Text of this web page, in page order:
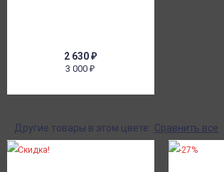
2 630₽
3 000₽
Другие товары в этом цвете: Сравнить все
Скидка! -27%